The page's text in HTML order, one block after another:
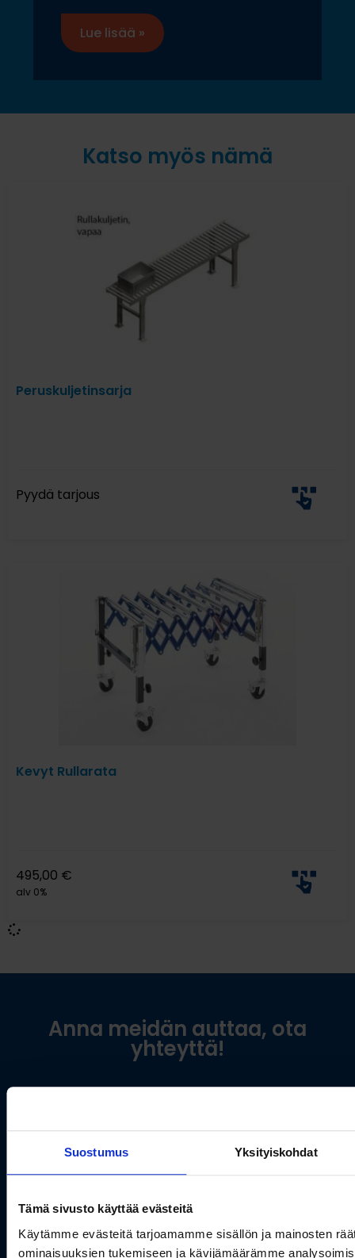
Suostumus Yksityiskohdat
Tämä sivusto käyttää evästeitä
Käytämme evästeitä tarjoamamme sisällön ja mainosten
ominaisuuksien tukemiseen ja kävijämäärämme
Lue lisää »
Katso myös nämä
Peruskuljetinsarja
Pyydä tarjous
Kevyt Rullarata
495,00 €
alv 0%
Anna meidän auttaa, ota
yhteyttä!
Sähköposti
Viesti